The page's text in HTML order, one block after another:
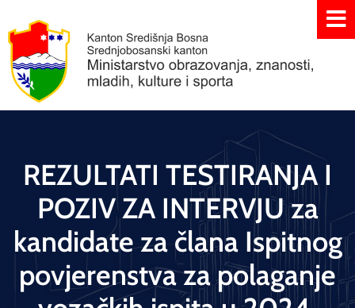
REZULTATI TESTIRANJA I
POZIV ZA INTERVJU za
kandidate za člana Ispitnog
povjerenstva za polaganje